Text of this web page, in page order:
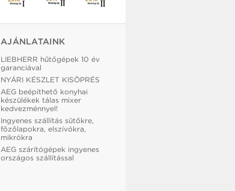
AJÁNLATAINK
LIEBHERR hűtőgépek 10 év
garanciával
NYÁRI KÉSZLET KISÖPRÉS
AEG beépíthető konyhai
készülékek tálas mixer
kedvezménnyel!
Ingyenes szállítás sütőkre,
főzőlapokra, elszívókra,
mikrókra
AEG szárítógépek ingyenes
országos szállítással